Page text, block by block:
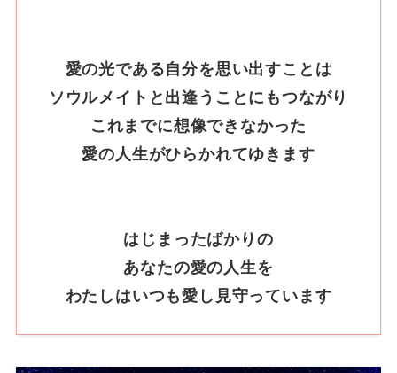
愛の光である自分を思い出すことは
ソウルメイトと出逢うことにもつながり
これまでに想像できなかった
愛の人生がひらかれてゆきます
はじまったばかりの
あなたの愛の人生を
わたしはいつも愛し見守っています